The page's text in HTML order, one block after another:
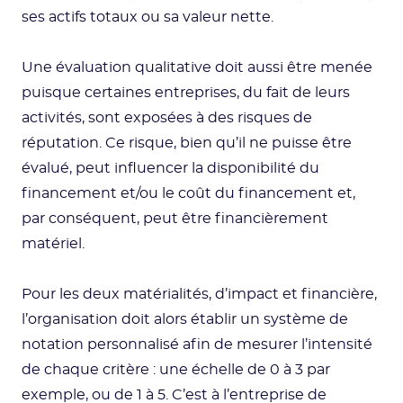
ses actifs totaux ou sa valeur nette.
Une évaluation qualitative doit aussi être menée
puisque certaines entreprises, du fait de leurs
activités, sont exposées à des risques de
réputation. Ce risque, bien qu’il ne puisse être
évalué, peut influencer la disponibilité du
financement et/ou le coût du financement et,
par conséquent, peut être financièrement
matériel.
Pour les deux matérialités, d’impact et financière,
l’organisation doit alors établir un système de
notation personnalisé afin de mesurer l’intensité
de chaque critère : une échelle de 0 à 3 par
exemple, ou de 1 à 5. C’est à l’entreprise de